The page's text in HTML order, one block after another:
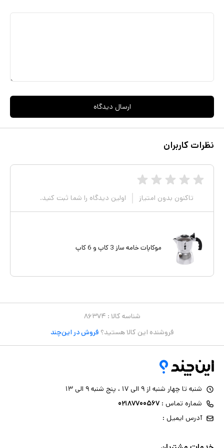
ارسال دیدگاه
نظرات کاربران
تاکنون بدون امتیاز اولین دیدگاه را شما ثبت کنید.
موکاپات خامه ساز 3 کاپ و 6 کاپ
شناسه کالا : ۸۶۳۷۴
فروشنده این کالا هستید؟ فروش در این‌چند
شنبه تا چهار شنبه از ۹ الی ۱۷ ، پنج شنبه ۹ الی ۱۳
شماره تماس : ۰۲۱۸۷۷۰۰۵۶۷
آدرس ایمیل :